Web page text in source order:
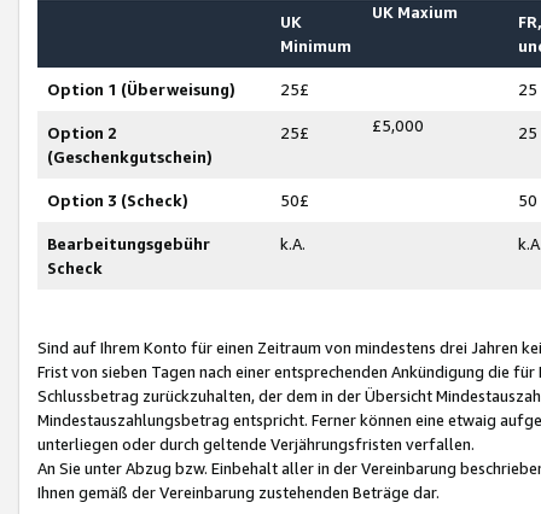
UK
Minimum
UK Maxium
Option 1 (Überweisung) 25£ 25
Option 2
(Geschenkgutschein)
25£ £5,000 25
Option 3 (Scheck) 50£ 50
Bearbeitungsgebühr
Scheck
k.A.
Sind auf Ihrem Konto für einen Zeitraum von mindestens drei Jahren
Frist von sieben Tagen nach einer entsprechenden Ankündigung die
Schlussbetrag zurückzuhalten, der dem in der Übersicht
Mindestauszahlungsbetrag entspricht. Ferner können eine etwaig
unterliegen oder durch geltende Verjährungsfristen verfallen.
An Sie unter Abzug bzw. Einbehalt aller in der Vereinbarung
Ihnen gemäß der Vereinbarung zustehenden Beträge dar.